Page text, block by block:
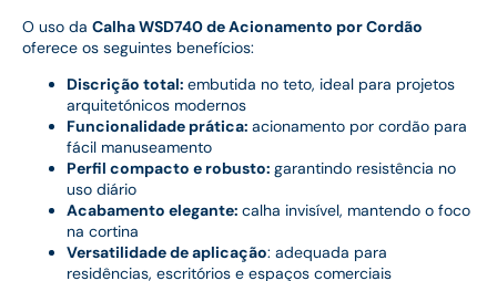
O uso da Calha WSD740 de Acionamento por Cordão
oferece os seguintes benefícios:
Discrição total: embutida no teto, ideal para projetos
arquitetónicos modernos
Funcionalidade prática: acionamento por cordão para
fácil manuseamento
Perfil compacto e robusto: garantindo resistência no
uso diário
Acabamento elegante: calha invisível, mantendo o foco
na cortina
Versatilidade de aplicação: adequada para
residências, escritórios e espaços comerciais